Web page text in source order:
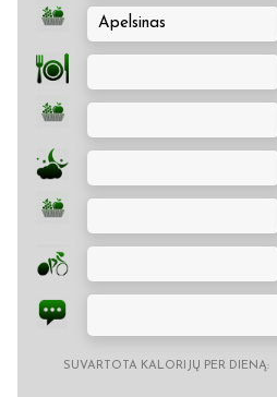
Apelsinas
SUVARTOTA KALORIJŲ PER DIENĄ: